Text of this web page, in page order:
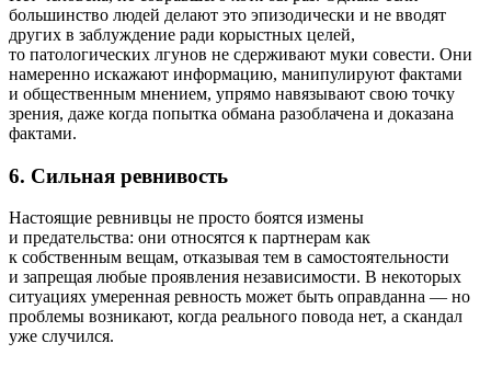
большинство людей делают это эпизодически и не вводят
других в заблуждение ради корыстных целей,
то патологических лгунов не сдерживают муки совести. Они
намеренно искажают информацию, манипулируют фактами
и общественным мнением, упрямо навязывают свою точку
зрения, даже когда попытка обмана разоблачена и доказана
фактами.
6. Сильная ревнивость
Настоящие ревнивцы не просто боятся измены
и предательства: они относятся к партнерам как
к собственным вещам, отказывая тем в самостоятельности
и запрещая любые проявления независимости. В некоторых
ситуациях умеренная ревность может быть оправданна — но
проблемы возникают, когда реального повода нет, а скандал
уже случился.